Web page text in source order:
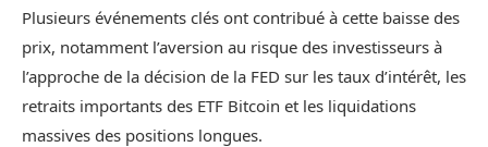
Plusieurs événements clés ont contribué à cette baisse des
prix, notamment l’aversion au risque des investisseurs à
l’approche de la décision de la FED sur les taux d’intérêt, les
retraits importants des ETF Bitcoin et les liquidations
massives des positions longues.